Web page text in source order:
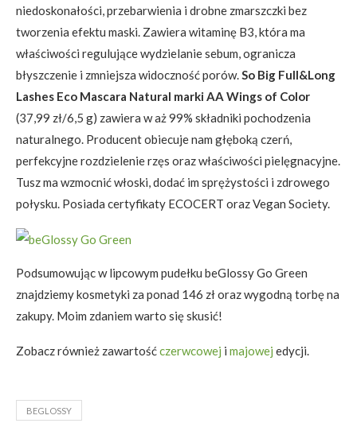
niedoskonałości, przebarwienia i drobne zmarszczki bez
tworzenia efektu maski. Zawiera witaminę B3, która ma
właściwości regulujące wydzielanie sebum, ogranicza
błyszczenie i zmniejsza widoczność porów.So Big Full&Long
Lashes Eco Mascara Natural marki AA Wings of Color
(37,99 zł/6,5 g) zawiera w aż 99% składniki pochodzenia
naturalnego. Producent obiecuje nam głęboką czerń,
perfekcyjne rozdzielenie rzęs oraz właściwości pielęgnacyjne.
Tusz ma wzmocnić włoski, dodać im sprężystości i zdrowego
połysku. Posiada certyfikaty ECOCERT oraz Vegan Society.
Podsumowując w lipcowym pudełku beGlossy Go Green
znajdziemy kosmetyki za ponad 146 zł oraz wygodną torbę na
zakupy. Moim zdaniem warto się skusić!
Zobacz również zawartośćczerwcowej i majowej edycji.
BEGLOSSY